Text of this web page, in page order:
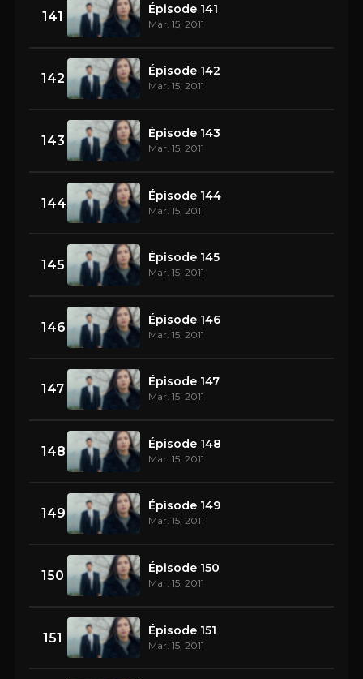
141 Épisode 141
Mar. 15, 2011
142 Épisode 142
Mar. 15, 2011
143 Épisode 143
Mar. 15, 2011
144 Épisode 144
Mar. 15, 2011
145 Épisode 145
Mar. 15, 2011
146 Épisode 146
Mar. 15, 2011
147 Épisode 147
Mar. 15, 2011
148 Épisode 148
Mar. 15, 2011
149 Épisode 149
Mar. 15, 2011
150 Épisode 150
Mar. 15, 2011
151 Épisode 151
Mar. 15, 2011